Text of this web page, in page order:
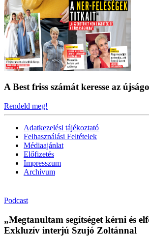
A Best friss számát keresse az
Rendeld meg!
Adatkezelési tájékoztató
Felhasználási Feltételek
Médiaajánlat
Előfizetés
Impresszum
Archívum
Podcast
„Megtanultam segítséget kérni és
Exkluzív interjú Szujó Zoltánnal